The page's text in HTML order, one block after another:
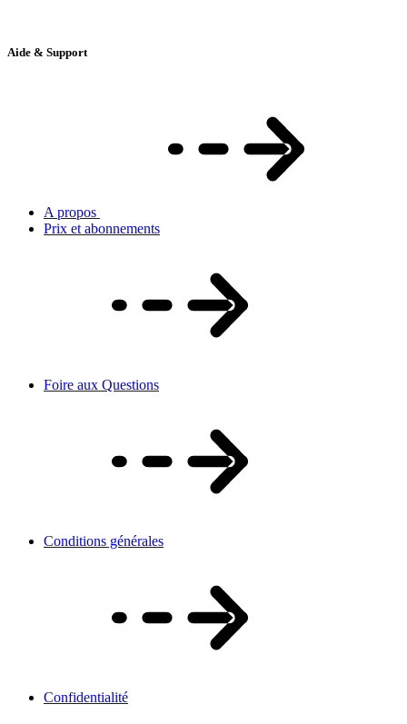
Aide & Support
A propos
Prix et abonnements
Foire aux Questions
Conditions générales
Confidentialité